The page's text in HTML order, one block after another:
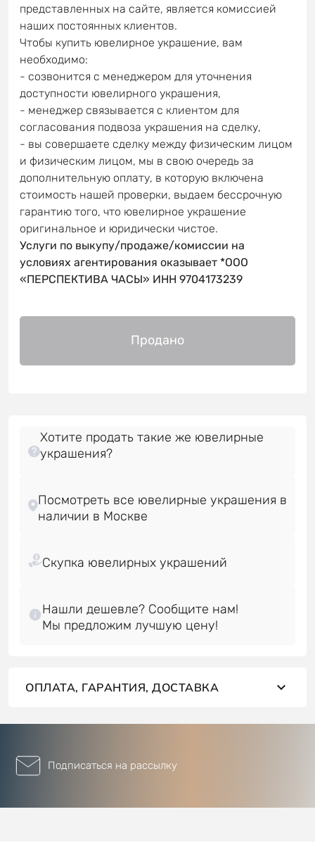
представленных на сайте, является комиссией
наших постоянных клиентов.
Чтобы купить ювелирное украшение, вам
необходимо:
- созвонится с менеджером для уточнения
доступности ювелирного украшения,
- менеджер связывается с клиентом для
согласования подвоза украшения на сделку,
- вы совершаете сделку между физическим лицом
и физическим лицом, мы в свою очередь за
дополнительную оплату, в которую включена
стоимость нашей проверки, выдаем бессрочную
гарантию того, что ювелирное украшение
оригинальное и юридически чистое.
Услуги по выкупу/продаже/комиссии на
условиях агентирования оказывает *ООО
«ПЕРСПЕКТИВА ЧАСЫ» ИНН 9704173239
Продано
Хотите продать такие же ювелирные
украшения?
Посмотреть все ювелирные украшения в
Нашли дешевле? Сообщите нам!
ОПЛАТА, ГАРАНТИЯ, ДОСТАВКА
Подписаться на рассылку